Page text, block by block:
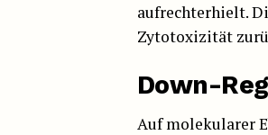
aufrechterhielt.
Zytotoxizität
Down-
Auf molekularer